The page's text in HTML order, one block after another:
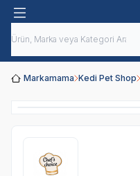
Markamama Kedi Pet Shop